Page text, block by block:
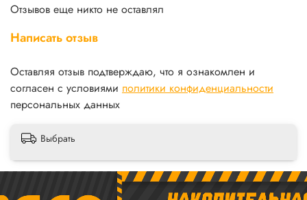
Отзывов еще никто не оставлял
Написать отзыв
Оставляя отзыв подтверждаю, что я ознакомлен и
согласен с условиями политики конфиденциальности
персональных данных
Выбрать